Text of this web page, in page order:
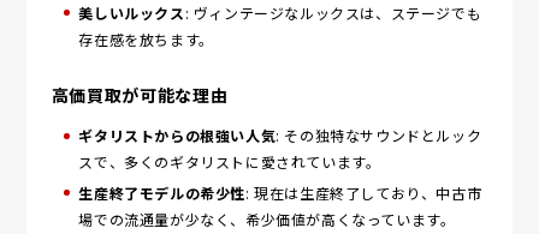
美しいルックス: ヴィンテージなルックスは、ステージでも
存在感を放ちます。
高価買取が可能な理由
ギタリストからの根強い人気: その独特なサウンドとルック
スで、多くのギタリストに愛されています。
生産終了モデルの希少性: 現在は生産終了しており、中古市
場での流通量が少なく、希少価値が高くなっています。